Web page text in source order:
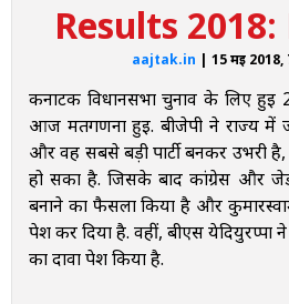
कर्नाटक की जीत से आसान होगी 2019
कांग्रेस ने JDS के साथ जाने के दिए संकेत
8:21 AM
JDS के लिए कांग्रेस के साथ जाना
8:19 AM
कर्नाटक की काउंटिंग पर दिलचस्प बहस
Results
aajtak.in | 15 मई 2018,
कर्नाटक विधानसभा चुनाव के लिए हुई
आज मतगणना हुई. बीजेपी ने राज्य में
और वह सबसे बड़ी पार्टी बनकर उभरी
हो सका है. जिसके बाद कांग्रेस और
बनाने का फैसला किया है और
पेश कर दिया है. वहीं, बीएस येदियुरप्पा
का दावा पेश किया है.